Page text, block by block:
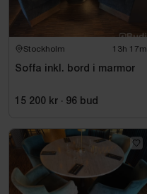
Stockholm 13h 17m
Soffa inkl. bord i marmor
15 200 kr · 96 bud